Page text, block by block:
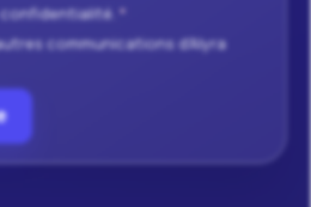
*
communications d'Alyra